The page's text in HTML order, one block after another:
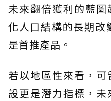
未來翻倍獲利的藍
化人口結構的長期改
是首推產品。
若以地區性來看，
設更是潛力指標，